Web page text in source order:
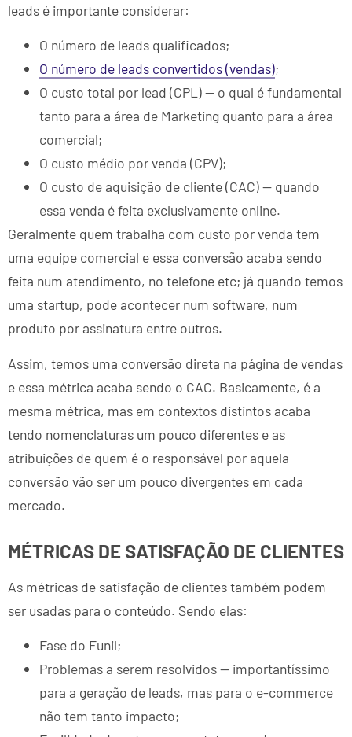
leads é importante considerar:
O número de leads qualificados;
O número de leads convertidos (vendas);
O custo total por lead (CPL) — o qual é fundamental
tanto para a área de Marketing quanto para a área
comercial;
O custo médio por venda (CPV);
O custo de aquisição de cliente (CAC) — quando
essa venda é feita exclusivamente online.
Geralmente quem trabalha com custo por venda tem
uma equipe comercial e essa conversão acaba sendo
feita num atendimento, no telefone etc; já quando temos
uma startup, pode acontecer num software, num
produto por assinatura entre outros.
Assim, temos uma conversão direta na página de vendas
e essa métrica acaba sendo o CAC. Basicamente, é a
mesma métrica, mas em contextos distintos acaba
tendo nomenclaturas um pouco diferentes e as
atribuições de quem é o responsável por aquela
conversão vão ser um pouco divergentes em cada
mercado.
MÉTRICAS DE SATISFAÇÃO DE CLIENTES
As métricas de satisfação de clientes também podem
ser usadas para o conteúdo. Sendo elas:
Fase do Funil;
Problemas a serem resolvidos — importantíssimo
para a geração de leads, mas para o e-commerce
não tem tanto impacto;